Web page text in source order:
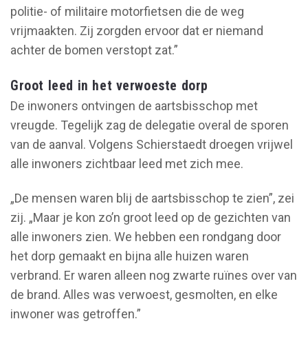
politie- of militaire motorfietsen die de weg
vrijmaakten. Zij zorgden ervoor dat er niemand
achter de bomen verstopt zat.”
Groot leed in het verwoeste dorp
De inwoners ontvingen de aartsbisschop met
vreugde. Tegelijk zag de delegatie overal de sporen
van de aanval. Volgens Schierstaedt droegen vrijwel
alle inwoners zichtbaar leed met zich mee.
„De mensen waren blij de aartsbisschop te zien”, zei
zij. „Maar je kon zo’n groot leed op de gezichten van
alle inwoners zien. We hebben een rondgang door
het dorp gemaakt en bijna alle huizen waren
verbrand. Er waren alleen nog zwarte ruïnes over van
de brand. Alles was verwoest, gesmolten, en elke
inwoner was getroffen.”